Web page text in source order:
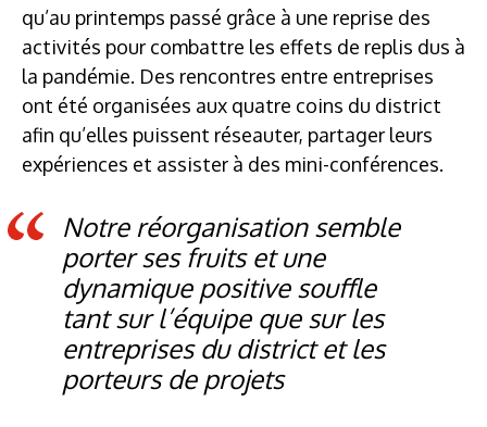
qu’au printemps passé grâce à une reprise des
activités pour combattre les effets de replis dus à
la pandémie. Des rencontres entre entreprises
ont été organisées aux quatre coins du district
afin qu’elles puissent réseauter, partager leurs
expériences et assister à des mini-conférences.
Notre réorganisation semble
porter ses fruits et une
dynamique positive souffle
tant sur l’équipe que sur les
entreprises du district et les
porteurs de projets